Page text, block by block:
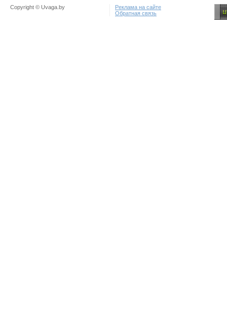
Copyright © Uvaga.by
Реклама на сайте
Обратная связь